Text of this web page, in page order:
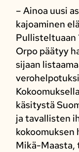
– Ainoa uusi
kajoaminen
Pullisteltuaan
Orpo päätyy
sijaan
käsitystä
ja tavallisten
kokoomuksen
Mikä-Maasta,